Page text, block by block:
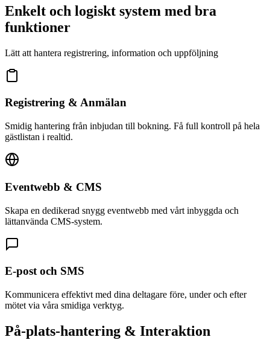
Enkelt och logiskt system med bra
funktioner
Lätt att hantera registrering, information och uppföljning
Registrering & Anmälan
Smidig hantering från inbjudan till bokning. Få full kontroll på hela
gästlistan i realtid.
Eventwebb & CMS
Skapa en dedikerad snygg eventwebb med vårt inbyggda och
lättanvända CMS-system.
E-post och SMS
Kommunicera effektivt med dina deltagare före, under och efter
mötet via våra smidiga verktyg.
På-plats-hantering & Interaktion